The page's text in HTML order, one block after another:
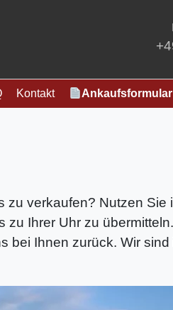
Kontakt Ankaufsformular
zu verkaufen? Nutzen Sie
Ihrer Uhr zu
bei Ihnen zurück. Wir sind